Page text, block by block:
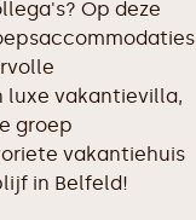
Op deze
luxe vakantievilla,
groep
vakantiehuis
in Belfeld!